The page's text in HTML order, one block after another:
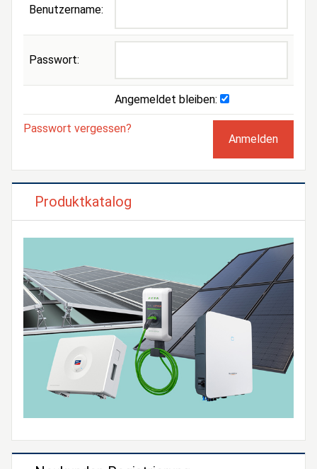
Benutzername:
Passwort:
Angemeldet bleiben:
Passwort vergessen?
Produktkatalog